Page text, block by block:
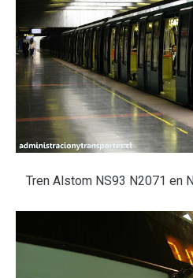
Tren Alstom NS93 N2071 en